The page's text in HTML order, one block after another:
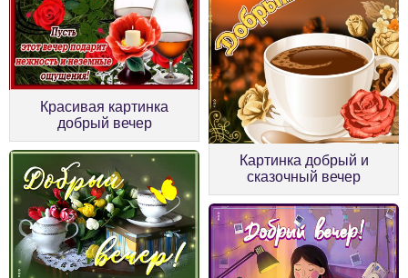
Красивая картинка
добрый вечер
Картинка добрый и
сказочный вечер